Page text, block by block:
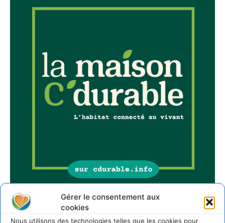
Gérer le consentement aux
cookies
Nous utilisons des technologies telles que les cookies pour